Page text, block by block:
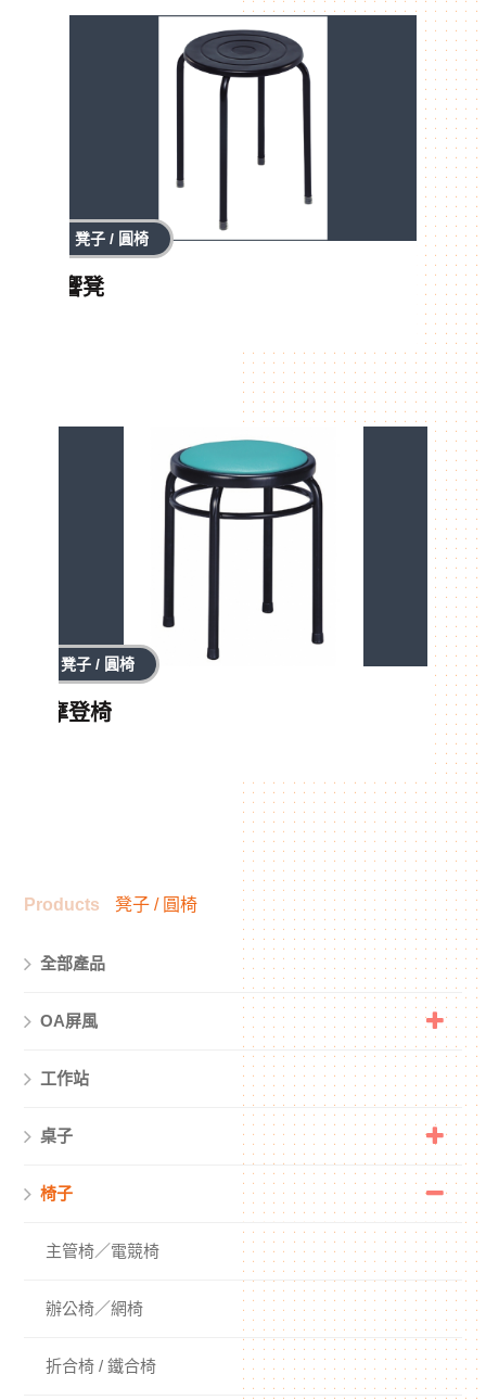
凳子 / 圓椅
響凳
凳子 / 圓椅
摩登椅
Products 凳子 / 圓椅
全部產品
OA屏風
工作站
桌子
椅子
主管椅／電競椅
辦公椅／網椅
折合椅 / 鐵合椅